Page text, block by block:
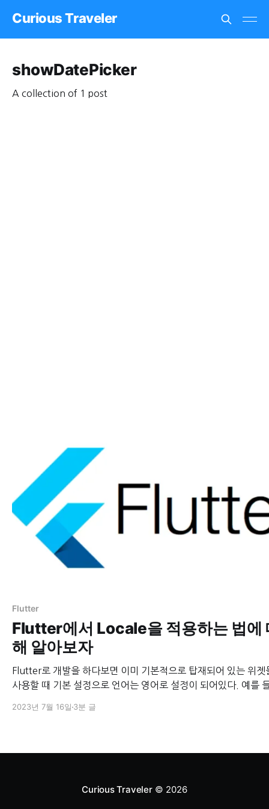
Curious Traveler
showDatePicker
A collection of 1 post
Flutter
Flutter에서 Locale을 적용하는 법에
해 알아보자
Flutter로 개발을 하다보면 이미 기본적으로 탑재되어 있는 위젯
사용할 때 기본 설정으로 언어는 영어로 설정이 되어있다. 예를
션을 따로 설정하지 않으면 영어로 나오게 된다. 그 외에도 여러 언어를
2023년 7월 16일 3분 글
Curious Traveler© 2026